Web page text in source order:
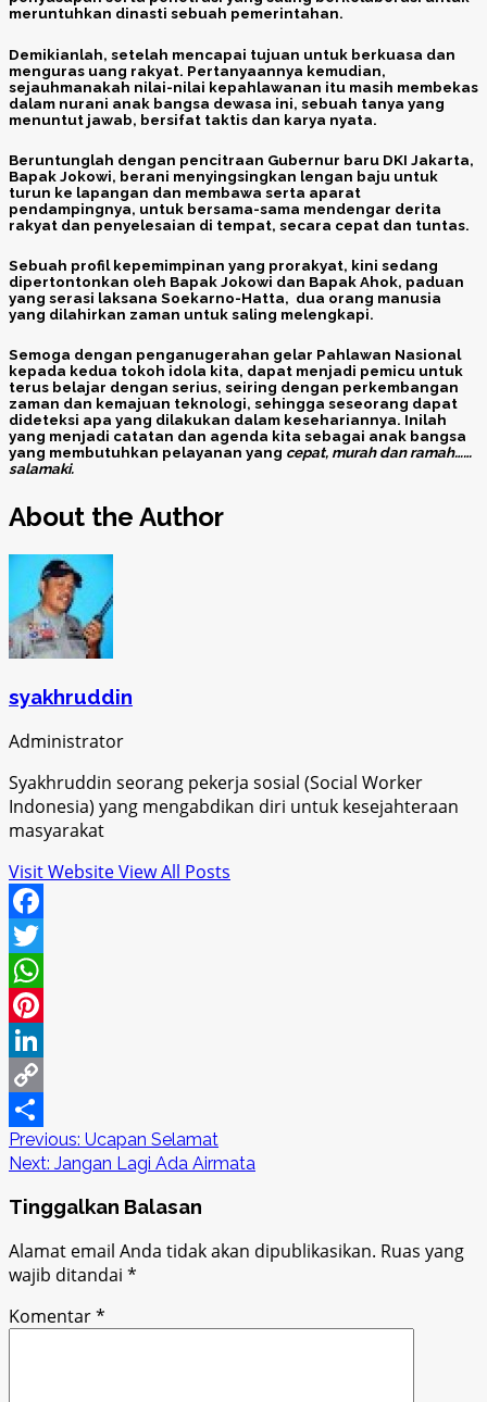
meruntuhkan dinasti sebuah pemerintahan.
Demikianlah, setelah mencapai tujuan untuk berkuasa dan
menguras uang rakyat. Pertanyaannya kemudian,
sejauhmanakah nilai-nilai kepahlawanan itu masih membekas
dalam nurani anak bangsa dewasa ini, sebuah tanya yang
menuntut jawab, bersifat taktis dan karya nyata.
Beruntunglah dengan pencitraan Gubernur baru DKI Jakarta,
Bapak Jokowi, berani menyingsingkan lengan baju untuk
turun ke lapangan dan membawa serta aparat
pendampingnya, untuk bersama-sama mendengar derita
rakyat dan penyelesaian di tempat, secara cepat dan tuntas.
Sebuah profil kepemimpinan yang prorakyat, kini sedang
dipertontonkan oleh Bapak Jokowi dan Bapak Ahok, paduan
yang serasi laksana Soekarno-Hatta, dua orang manusia
yang dilahirkan zaman untuk saling melengkapi.
Semoga dengan penganugerahan gelar Pahlawan Nasional
kepada kedua tokoh idola kita, dapat menjadi pemicu untuk
terus belajar dengan serius, seiring dengan perkembangan
zaman dan kemajuan teknologi, sehingga seseorang dapat
dideteksi apa yang dilakukan dalam kesehariannya. Inilah
yang menjadi catatan dan agenda kita sebagai anak bangsa
yang membutuhkan pelayanan yang cepat, murah dan ramah……
salamaki.
About the Author
syakhruddin
Administrator
Syakhruddin seorang pekerja sosial (Social Worker
Indonesia) yang mengabdikan diri untuk kesejahteraan
masyarakat
Visit WebsiteView All Posts
Facebook
Twitter
WhatsApp
Pinterest
LinkedIn
Copy
Link
Share
Post
navigation
Previous: Ucapan Selamat
Next: Jangan Lagi Ada Airmata
Tinggalkan Balasan
Alamat email Anda tidak akan dipublikasikan. Ruas yang
wajib ditandai *
Komentar*